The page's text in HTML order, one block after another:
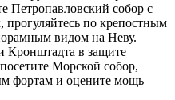
Петропавловский собор с
по крепостным
видом на Неву.
Кронштадта в защите
Морской собор,
фортам и оцените мощь